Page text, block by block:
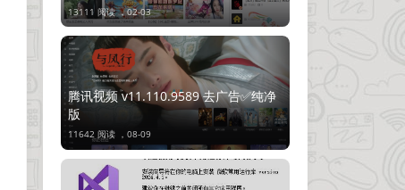
13111 阅读 ，02-03
腾讯视频 v11.110.9589 去广告✅纯净
版
11642 阅读 ， 08-09